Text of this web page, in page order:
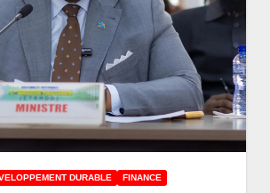
DURABLE FINANCE